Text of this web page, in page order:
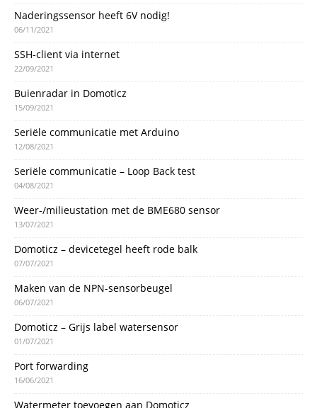
Naderingssensor heeft 6V nodig!
06/11/2021
SSH-client via internet
22/09/2021
Buienradar in Domoticz
15/09/2021
Seriële communicatie met Arduino
12/08/2021
Seriële communicatie – Loop Back test
04/08/2021
Weer-/milieustation met de BME680 sensor
13/07/2021
Domoticz – devicetegel heeft rode balk
07/07/2021
Maken van de NPN-sensorbeugel
06/07/2021
Domoticz – Grijs label watersensor
01/07/2021
Port forwarding
16/06/2021
Watermeter toevoegen aan Domoticz